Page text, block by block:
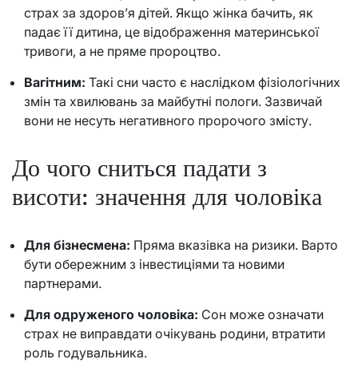
страх за здоров’я дітей. Якщо жінка бачить, як
падає її дитина, це відображення материнської
тривоги, а не пряме пророцтво.
Вагітним: Такі сни часто є наслідком фізіологічних
змін та хвилювань за майбутні пологи. Зазвичай
вони не несуть негативного пророчого змісту.
До чого сниться падати з
висоти: значення для чоловіка
Для бізнесмена: Пряма вказівка на ризики. Варто
бути обережним з інвестиціями та новими
партнерами.
Для одруженого чоловіка: Сон може означати
страх не виправдати очікувань родини, втратити
роль годувальника.